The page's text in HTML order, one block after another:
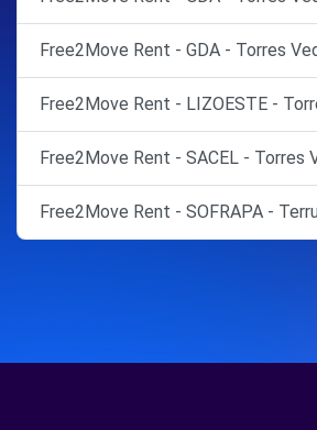
Free2Move Rent - GDA - Torres
Free2Move Rent - LIZOESTE -
Free2Move Rent - SACEL - Torres
Free2Move Rent - SOFRAPA -